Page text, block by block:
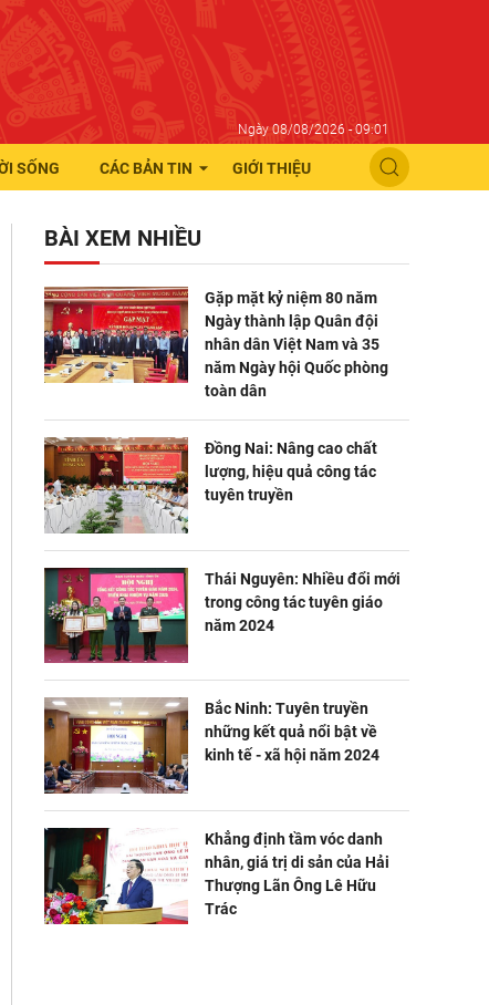
Ngày 08/08/2026 - 09:01
SỐNG CÁC BẢN TIN GIỚI THIỆU
BÀI XEM NHIỀU
Gặp mặt kỷ niệm 80 năm
Ngày thành lập Quân đội
nhân dân Việt Nam và 35
năm Ngày hội Quốc phòng
toàn dân
Đồng Nai: Nâng cao chất
lượng, hiệu quả công tác
tuyên truyền
Thái Nguyên: Nhiều đổi mới
trong công tác tuyên giáo
năm 2024
Bắc Ninh: Tuyên truyền
những kết quả nổi bật về
kinh tế - xã hội năm 2024
Khẳng định tầm vóc danh
nhân, giá trị di sản của Hải
Thượng Lãn Ông Lê Hữu
Trác